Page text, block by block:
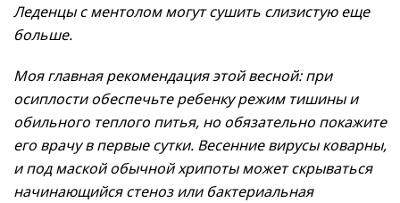
Леденцы с ментолом могут сушить слизистую еще
больше.
Моя главная рекомендация этой весной: при
осиплости обеспечьте ребенку режим тишины и
обильного теплого питья, но обязательно покажите
его врачу в первые сутки. Весенние вирусы коварны,
и под маской обычной хрипоты может скрываться
начинающийся стеноз или бактериальная